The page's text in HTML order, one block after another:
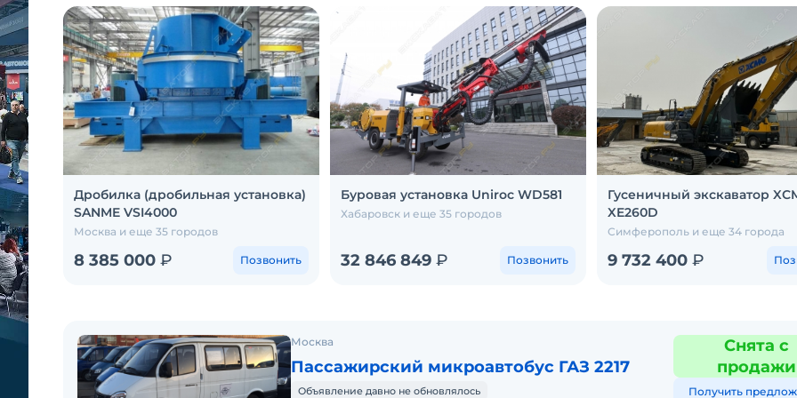
Дробилка (дробильная установка)
SANME VSI4000
Москва и еще 35 городов
8 385 000 ₽ Позвонить
Буровая установка Uniroc WD581
Хабаровск и еще 35 городов
32 846 849 ₽ Позвонить
Гусеничный экскаватор
XE260D
Симферополь и еще 34 города
9 732 400 ₽
Москва
Пассажирский микроавтобус ГАЗ 2217
Объявление давно не обновлялось
Снята с
продажи
Получить